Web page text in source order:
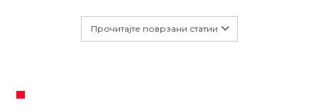
Прочитајте поврзани статии